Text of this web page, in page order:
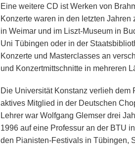
Eine weitere CD ist Werken von
Konzerte waren in den letzten
in Weimar und im Liszt-Museum in
Uni Tübingen oder in der
Konzerte und Masterclasses an
und Konzertmittschnitte in mehreren
Die Universität Konstanz verlieh
aktives Mitglied in der Deutschen
Lehrer war Wolfgang Glemser drei
1996 auf eine Professur an der BTU
den Pianisten-Festivals in Tübingen,